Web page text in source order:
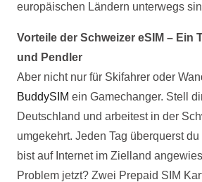
europäischen Ländern unterwegs
Vorteile der Schweizer eSIM – Ein
und Pendler
Aber nicht nur für Skifahrer oder
BuddySIM ein Gamechanger. Stell
Deutschland und arbeitest in der
umgekehrt. Jeden Tag überquerst
bist auf Internet im Zielland
Problem jetzt? Zwei Prepaid SIM